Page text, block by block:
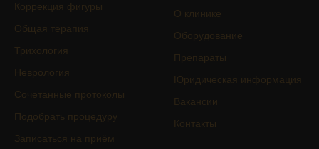
Коррекция фигуры
Общая терапия
Трихология
Неврология
Сочетанные протоколы
Подобрать процедуру
Записаться на приём
О клинике
Оборудование
Препараты
Юридическая информация
Вакансии
Контакты